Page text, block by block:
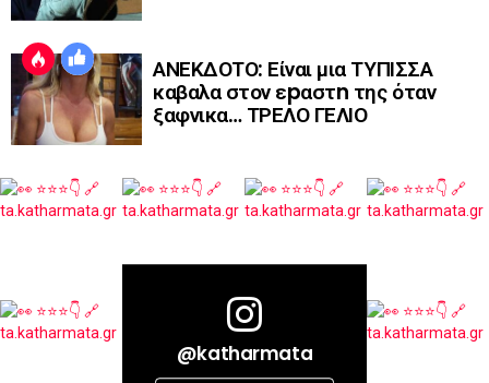
ΑΝΕΚΔΟΤΟ: Είναι μια ΤΥΠΙΣΣΑ
καβαλα στον εpαστn της όταν
ξαφνικα… ΤΡΕΛΟ ΓΕΛΙΟ
@katharmata